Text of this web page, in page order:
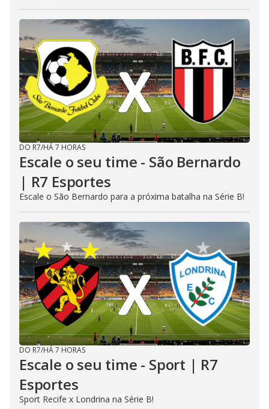
DO R7/HÁ 7 HORAS
Escale o seu time - São Bernardo
| R7 Esportes
Escale o São Bernardo para a próxima batalha na Série B!
DO R7/HÁ 7 HORAS
Escale o seu time - Sport | R7
Esportes
Sport Recife x Londrina na Série B!